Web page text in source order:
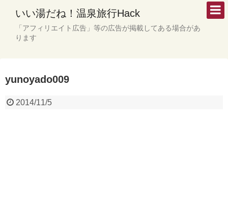
いい湯だね！温泉旅行Hack
「アフィリエイト広告」等の広告が掲載してある場合があ
ります
yunoyado009
2014/11/5